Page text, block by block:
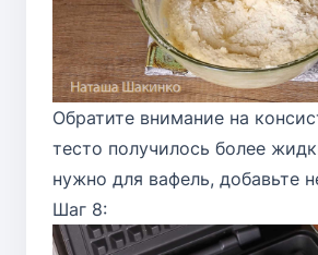
Обратите внимание на
тесто получилось более
нужно для вафель, добавьте
Шаг 8: